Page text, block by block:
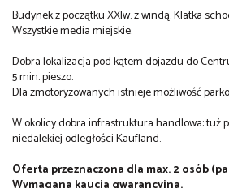
Budynek z początku XXIw. z windą. Klatka
Wszystkie media miejskie.
Dobra lokalizacja pod kątem dojazdu do
5 min. pieszo.
Dla zmotoryzowanych istnieje możliwość
W okolicy dobra infrastruktura handlowa: tuż
niedalekiej odległości Kaufland.
Oferta przeznaczona dla max. 2 osób